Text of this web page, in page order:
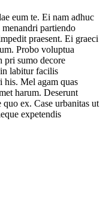
eum te. Ei nam adhuc
partiendo
praesent. Ei graeci
Probo voluptua
pri sumo decore
labitur facilis
his. Mel agam quas
harum. Deserunt
ex. Case urbanitas ut
expetendis